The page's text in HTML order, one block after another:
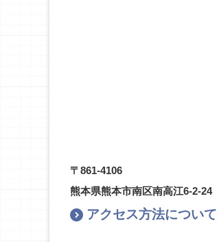
〒861-4106
熊本県熊本市南区南高江6-2-24
アクセス方法について